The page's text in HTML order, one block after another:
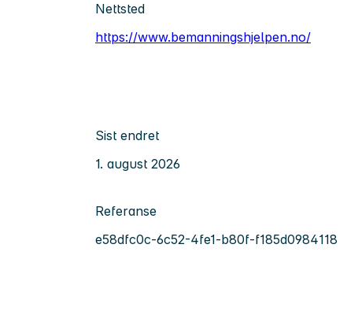
Nettsted
https://www.bemanningshjelpen.no/
Sist endret
1. august 2026
Referanse
e58dfc0c-6c52-4fe1-b80f-f185d0984118